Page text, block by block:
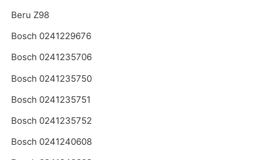
Beru Z98
Bosch 0241229676
Bosch 0241235706
Bosch 0241235750
Bosch 0241235751
Bosch 0241235752
Bosch 0241240608